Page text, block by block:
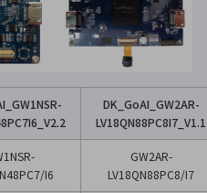
DK_GoAI_GW2AR-
LV18QN88PC8I7_V1.1
I6
GW2AR-
LV18QN88PC8/I7